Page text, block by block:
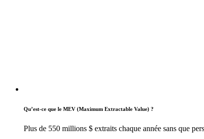
Qu’est-ce que le MEV (Maximum Extractable Value) ?
Plus de 550 millions $ extraits chaque année sans que